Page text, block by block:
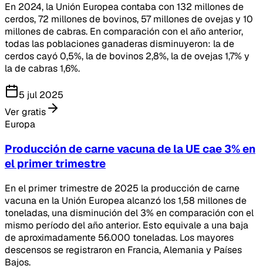
En 2024, la Unión Europea contaba con 132 millones de
cerdos, 72 millones de bovinos, 57 millones de ovejas y 10
millones de cabras. En comparación con el año anterior,
todas las poblaciones ganaderas disminuyeron: la de
cerdos cayó 0,5%, la de bovinos 2,8%, la de ovejas 1,7% y
la de cabras 1,6%.
5 jul 2025
Ver gratis
Europa
Producción de carne vacuna de la UE cae 3% en
el primer trimestre
En el primer trimestre de 2025 la producción de carne
vacuna en la Unión Europea alcanzó los 1,58 millones de
toneladas, una disminución del 3% en comparación con el
mismo período del año anterior. Esto equivale a una baja
de aproximadamente 56.000 toneladas. Los mayores
descensos se registraron en Francia, Alemania y Países
Bajos.